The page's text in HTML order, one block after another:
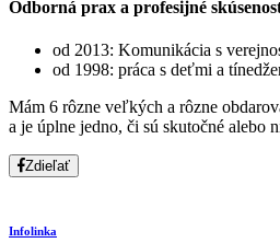
Odborná prax a profesijné
od 2013: Komunikácia s
od 1998: práca s deťmi a
Mám 6 rôzne veľkých a rôzne
a je úplne jedno, či sú skutočné alebo
Zdieľať
Infolinka